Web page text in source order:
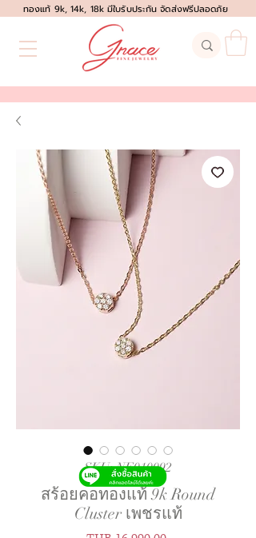
ทองแท้ 9k, 14k, 18k มีใบรับประกัน จัดส่งฟรีปลอดภัย
SKU: NE010092
สร้อยคอทองแท้ 9k Round
Cluster เพชรแท้